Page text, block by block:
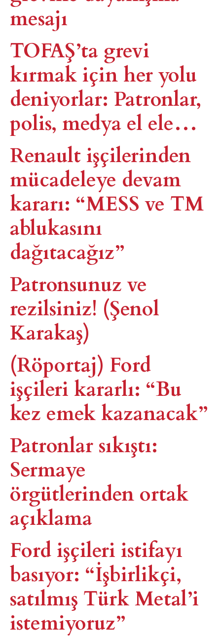
mesajı
TOFAŞ’ta grevi
kırmak için her yolu
deniyorlar: Patronlar,
polis, medya el ele…
Renault işçilerinden
mücadeleye devam
kararı: “MESS ve TM
ablukasını
dağıtacağız”
Patronsunuz ve
rezilsiniz! (Şenol
Karakaş)
(Röportaj) Ford
işçileri kararlı: “Bu
kez emek kazanacak”
Patronlar sıkıştı:
Sermaye
örgütlerinden ortak
açıklama
Ford işçileri istifayı
basıyor: “İşbirlikçi,
satılmış Türk Metal’i
istemiyoruz”